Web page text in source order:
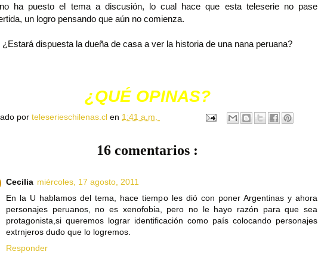
ha puesto el tema a discusión, lo cual hace que esta teleserie no pase
un logro pensando que aún no comienza.
¿Estará dispuesta la dueña de casa a ver la historia de una nana peruana?
¿QUÉ OPINAS?
por teleserieschilenas.cl en 1:41 a.m.
16 comentarios :
Cecilia miércoles, 17 agosto, 2011
En la U hablamos del tema, hace tiempo les dió con poner Argentinas y ahora
personajes peruanos, no es xenofobia, pero no le hayo razón para que sea
protagonista,si queremos lograr identificación como país colocando personajes
extrnjeros dudo que lo logremos.
Responder